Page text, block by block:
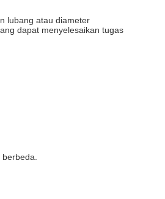
lubang atau diameter
dapat menyelesaikan tugas